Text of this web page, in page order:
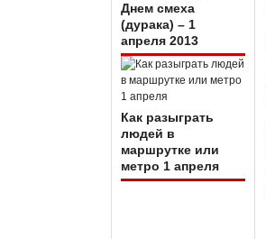
Днем смеха
(дурака) – 1
апреля 2013
Как разыграть
людей в
маршрутке или
метро 1 апреля